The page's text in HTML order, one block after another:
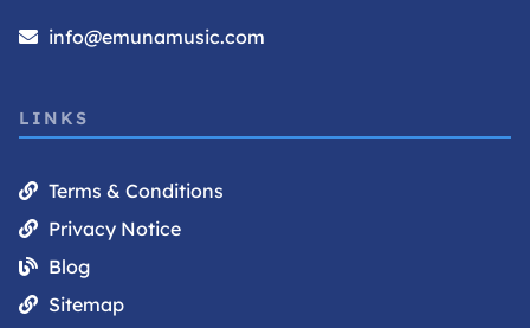
info@emunamusic.com
LINKS
Terms & Conditions
Privacy Notice
Blog
Sitemap